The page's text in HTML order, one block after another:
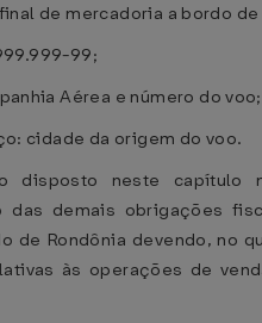
de mercadoria a bordo de
99;
Aérea e número do voo;
cidade da origem do voo.
disposto neste capítulo
das demais obrigações
de Rondônia devendo, no
às operações de